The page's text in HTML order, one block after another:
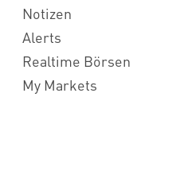
Notizen
Alerts
Realtime Börsen
My Markets